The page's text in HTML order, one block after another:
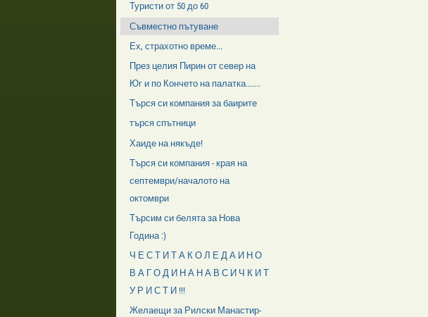
Туристи от 50 до 60
Съвместно пътуване
Ех, страхотно време...
През целия Пирин от север на
Юг и по Кончето на палатка.......
Търся си компания за баирите
търся спътници
Хаиде на някъде!
Търся си компания - края на
септември/началото на
октомври
Търсим си белята за Нова
Година :)
Ч Е С Т И Т А К О Л Е Д А И Н О
В А Г О Д И Н А Н А В С И Ч К И Т
У Р И С Т И !!!
Желаещи за Рилски Манастир-